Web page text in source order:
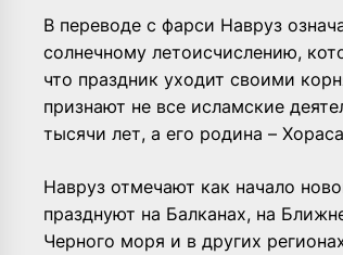
В переводе с фарси Навруз
солнечному летоисчислению,
что праздник уходит своими
признают не все исламские
тысячи лет, а его родина –
Навруз отмечают как начало
празднуют на Балканах, на
Черного моря и в других